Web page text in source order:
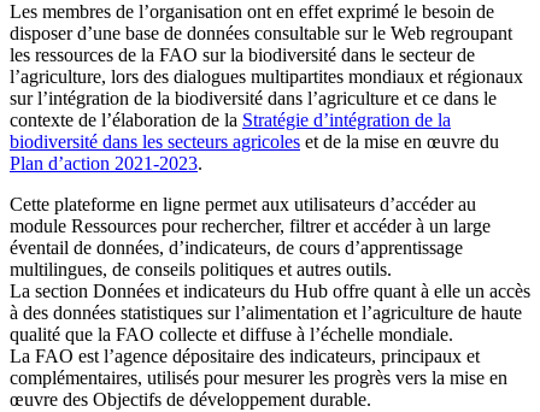
Les membres de l’organisation ont en effet exprimé le besoin de
disposer d’une base de données consultable sur le Web regroupant
les ressources de la FAO sur la biodiversité dans le secteur de
l’agriculture, lors des dialogues multipartites mondiaux et régionaux
sur l’intégration de la biodiversité dans l’agriculture et ce dans le
contexte de l’élaboration de la Stratégie d’intégration de la
biodiversité dans les secteurs agricoles et de la mise en œuvre du
Plan d’action 2021-2023.
Cette plateforme en ligne permet aux utilisateurs d’accéder au
module Ressources pour rechercher, filtrer et accéder à un large
éventail de données, d’indicateurs, de cours d’apprentissage
multilingues, de conseils politiques et autres outils.
La section Données et indicateurs du Hub offre quant à elle un accès
à des données statistiques sur l’alimentation et l’agriculture de haute
qualité que la FAO collecte et diffuse à l’échelle mondiale.
La FAO est l’agence dépositaire des indicateurs, principaux et
complémentaires, utilisés pour mesurer les progrès vers la mise en
œuvre des Objectifs de développement durable.